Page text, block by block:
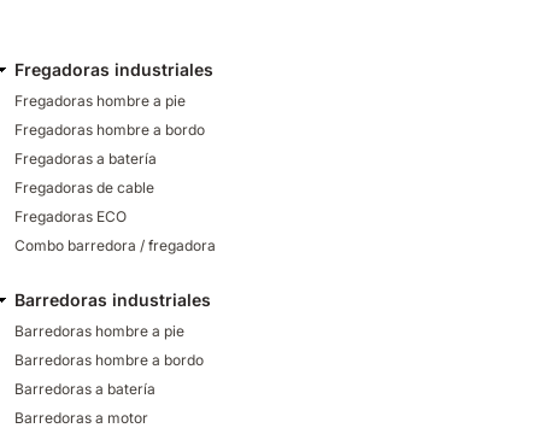
Fregadoras industriales
Fregadoras hombre a pie
Fregadoras hombre a bordo
Fregadoras a batería
Fregadoras de cable
Fregadoras ECO
Combo barredora / fregadora
Barredoras industriales
Barredoras hombre a pie
Barredoras hombre a bordo
Barredoras a batería
Barredoras a motor